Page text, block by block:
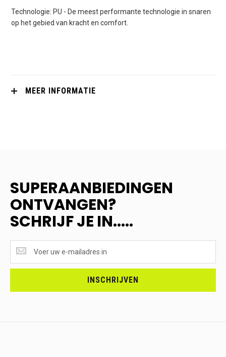
Technologie: PU - De meest performante technologie in snaren
op het gebied van kracht en comfort.
MEER INFORMATIE
SUPERAANBIEDINGEN
ONTVANGEN?
SCHRIJF JE IN.....
ONTVANGEN?
<br>SCHRIJF
INSCHRIJVEN